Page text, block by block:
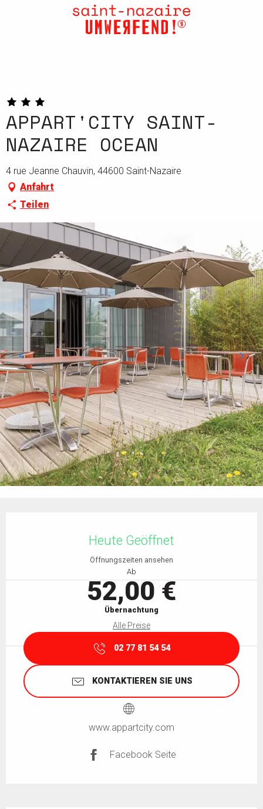
APPART'CITY SAINT-
NAZAIRE OCEAN
4 rue Jeanne Chauvin, 44600 Saint-Nazaire
Anfahrt
Teilen
Heute Geöffnet
Öffnungszeiten ansehen
Ab
52,00 €
Übernachtung
Alle Preise
02 77 81 54 54
KONTAKTIEREN SIE UNS
www.appartcity.com
Facebook Seite